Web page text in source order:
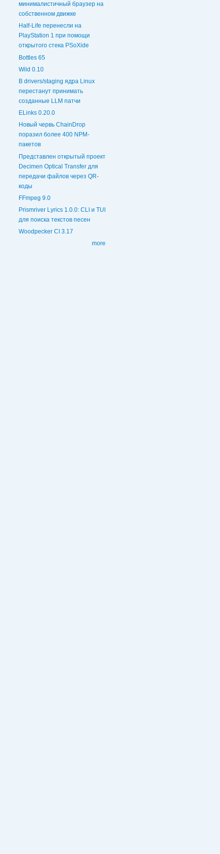
минималистичный браузер на
собственном движке
Half-Life перенесли на
PlayStation 1 при помощи
открытого стека PSoXide
Bottles 65
Wild 0.10
В drivers/staging ядра Linux
перестанут принимать
созданные LLM патчи
ELinks 0.20.0
Новый червь ChainDrop
поразил более 400 NPM-
пакетов
Представлен открытый проект
Decimen Optical Transfer для
передачи файлов через QR-
коды
FFmpeg 9.0
Prismriver Lyrics 1.0.0: CLI и TUI
для поиска текстов песен
Woodpecker CI 3.17
more